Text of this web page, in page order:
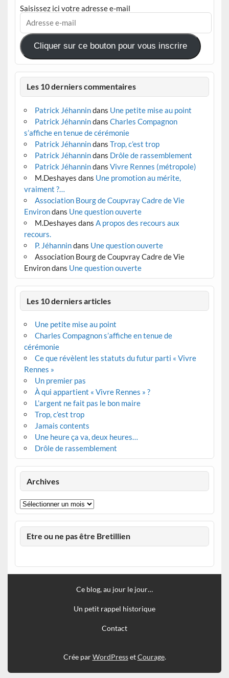
Saisissez ici votre adresse e-mail
Adresse
mail
Cliquer sur ce bouton pour vous inscrire
Les 10 derniers commentaires
Patrick Jéhannindans Une petite mise au point
Patrick Jéhannindans Charles Compagnon
s’affiche en tenue de cérémonie
Patrick Jéhannindans Trop, c’est trop
Patrick Jéhannindans Drôle de rassemblement
Patrick Jéhannindans Vivre Rennes (métropole)
M.Deshayes dans Une promotion au mérite,
vraiment ?…
Association Bourg de Coupvray Cadre de Vie
Environdans Une question ouverte
M.Deshayes dans A propos des recours aux
recours.
P. Jéhannindans Une question ouverte
Association Bourg de Coupvray Cadre de Vie
Environdans Une question ouverte
Les 10 derniers articles
Une petite mise au point
Charles Compagnon s’affiche en tenue de
cérémonie
Ce que révèlent les statuts du futur parti « Vivre
Rennes »
Un premier pas
À qui appartient « Vivre Rennes » ?
L’argent ne fait pas le bon maire
Trop, c’est trop
Jamais contents
Une heure ça va, deux heures…
Drôle de rassemblement
Archives
Archives
Etre ou ne pas être Bretillien
Ce blog, au jour le jour…
Un petit rappel historique
Contact
Crée parWordPressetCourage.